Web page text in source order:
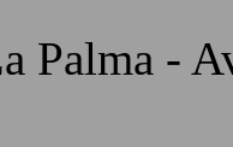
Palma -